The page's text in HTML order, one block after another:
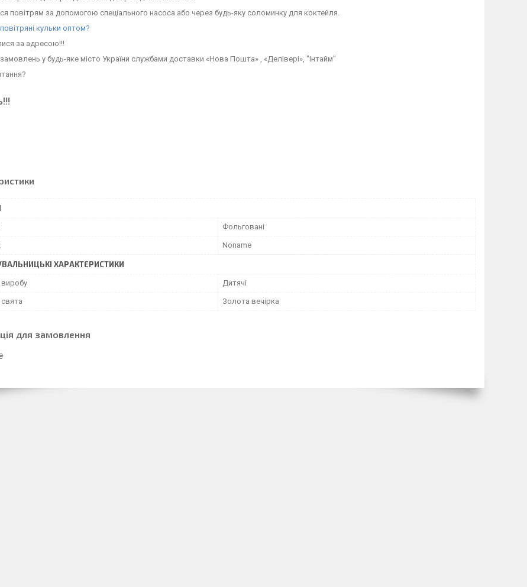
повітрям за допомогою спеціального насоса або через будь-яку соломинку для коктейля.
кульки оптом?
за адресою!!!
у будь-яке місто України службами доставки «Нова Пошта» , «Делівері», "Інтайм"
Фольговані
Noname
ХАРАКТЕРИСТИКИ
Дитячі
Золота вечірка
для замовлення